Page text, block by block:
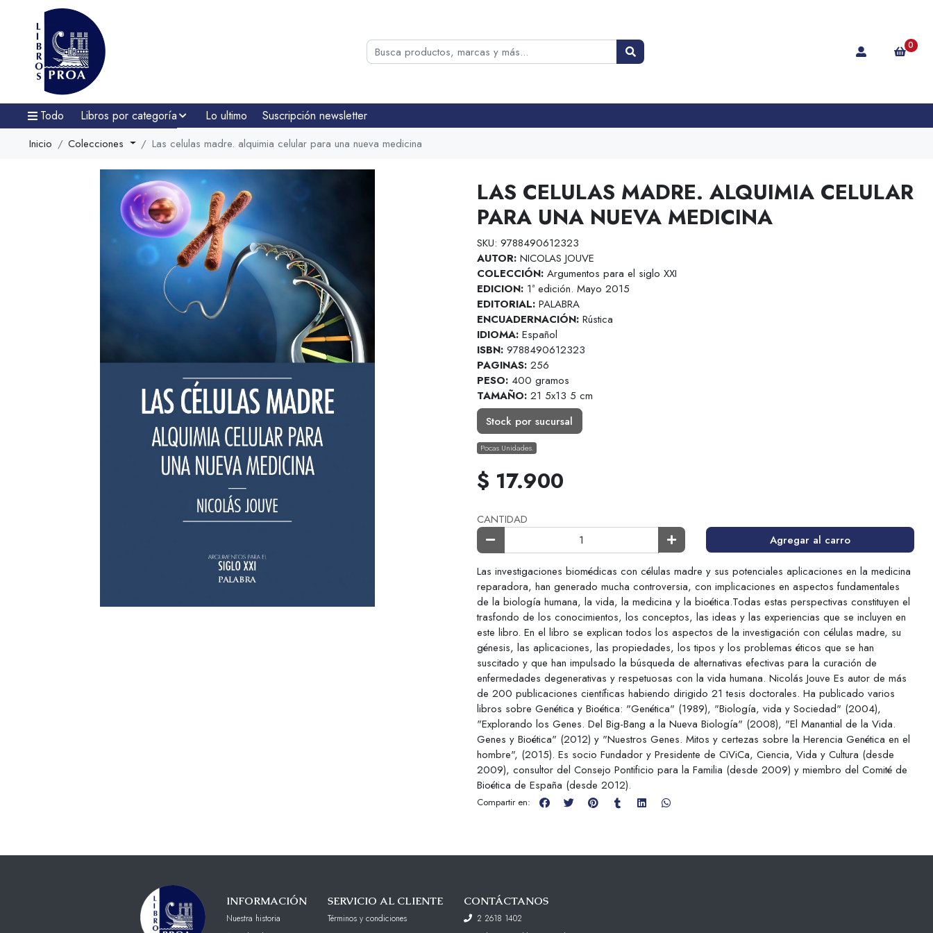
0
Todo Libros por categoría Lo ultimo Suscripción newsletter
Inicio Colecciones Las celulas madre. alquimia celular para una nueva medicina
LAS CELULAS MADRE. ALQUIMIA CELULAR
PARA UNA NUEVA MEDICINA
SKU: 9788490612323
AUTOR: NICOLAS JOUVE
COLECCIÓN: Argumentos para el siglo XXI
EDICION: 1ª edición. Mayo 2015
EDITORIAL: PALABRA
ENCUADERNACIÓN: Rústica
IDIOMA: Español
ISBN: 9788490612323
PAGINAS: 256
PESO: 400 gramos
TAMAÑO: 21 5x13 5 cm
Stock por sucursal
Pocas Unidades.
$ 17.900
CANTIDAD
Agregar al carro
Las investigaciones biomédicas con células madre y sus potenciales aplicaciones en la medicina
reparadora, han generado mucha controversia, con implicaciones en aspectos fundamentales
de la biología humana, la vida, la medicina y la bioética.Todas estas perspectivas constituyen el
trasfondo de los conocimientos, los conceptos, las ideas y las experiencias que se incluyen en
este libro. En el libro se explican todos los aspectos de la investigación con células madre, su
génesis, las aplicaciones, las propiedades, los tipos y los problemas éticos que se han
suscitado y que han impulsado la búsqueda de alternativas efectivas para la curación de
enfermedades degenerativas y respetuosas con la vida humana. Nicolás Jouve Es autor de más
de 200 publicaciones científicas habiendo dirigido 21 tesis doctorales. Ha publicado varios
libros sobre Genética y Bioética: "Genética" (1989), "Biología, vida y Sociedad" (2004),
"Explorando los Genes. Del Big-Bang a la Nueva Biología" (2008), "El Manantial de la Vida.
Genes y Bioética" (2012) y "Nuestros Genes. Mitos y certezas sobre la Herencia Genética en el
hombre", (2015). Es socio Fundador y Presidente de CiViCa, Ciencia, Vida y Cultura (desde
2009), consultor del Consejo Pontificio para la Familia (desde 2009) y miembro del Comité de
Bioética de España (desde 2012).
Compartir en:
INFORMACIÓN
Nuestra historia
SERVICIO AL CLIENTE
Términos y condiciones
CONTÁCTANOS
2 2618 1402